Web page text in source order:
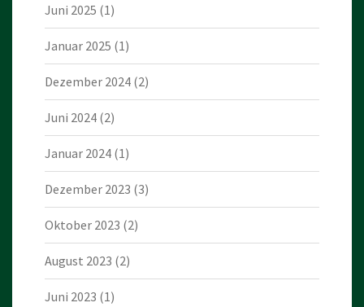
Juni 2025 (1)
Januar 2025 (1)
Dezember 2024 (2)
Juni 2024 (2)
Januar 2024 (1)
Dezember 2023 (3)
Oktober 2023 (2)
August 2023 (2)
Juni 2023 (1)